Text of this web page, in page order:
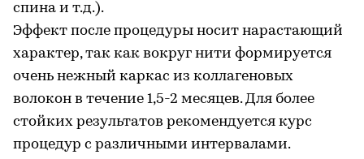
спина и т.д.).
Эффект после процедуры носит нарастающий
характер, так как вокруг нити формируется
очень нежный каркас из коллагеновых
волокон в течение 1,5-2 месяцев. Для более
стойких результатов рекомендуется курс
процедур с различными интервалами.